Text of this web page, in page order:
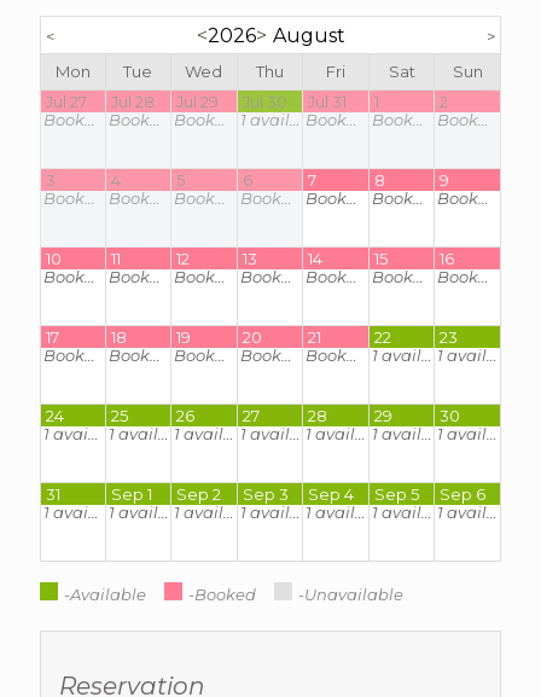
< <2026> August
>
Mon
Tue Wed Thu Fri Sat
Sun
Jul 27
Jul 28
Booked
Jul 29
Jul 30
1 available
Jul 31
1
Booked
2
3
4
Booked
5
6
Booked
7
8
Booked
9
10
11
Booked
12
13
Booked
14
15
Booked
16
17
18
Booked
19
20
Booked
21
22
1available
23
1available
24
1available
25
1available
26
1available
27
1available
28
1available
29
1available
30
1available
31
1available
Sep 1
1available
Sep 2
1available
Sep 3
1available
Sep 4
1available
Sep 5
1available
Sep 6
1available
-Available -Booked -Unavailable
Reservation